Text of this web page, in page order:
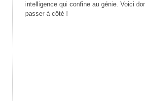
intelligence qui confine au génie. Voici
passer à côté !